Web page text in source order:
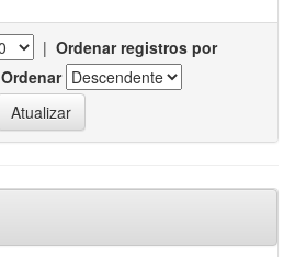
| Ordenar registros por
Ordenar